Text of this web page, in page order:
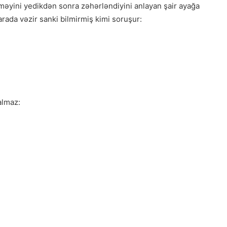
yedikdən sonra zəhərləndiyini anlayan şair ayağa
vəzir sanki bilmirmiş kimi soruşur: